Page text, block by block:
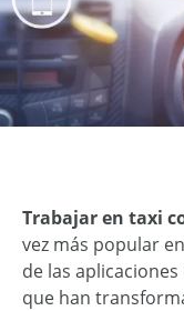
Trabajar en taxi
vez más popular
de las
que han